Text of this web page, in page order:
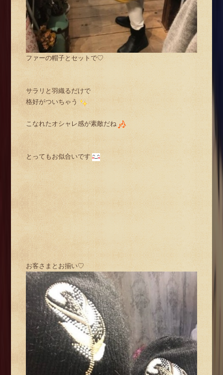
ファーの帽子とセットで♡
サラリと羽織るだけで
格好がついちゃう
こなれたオシャレ感が素敵だね
とってもお似合いです
お客さまとお揃い♡